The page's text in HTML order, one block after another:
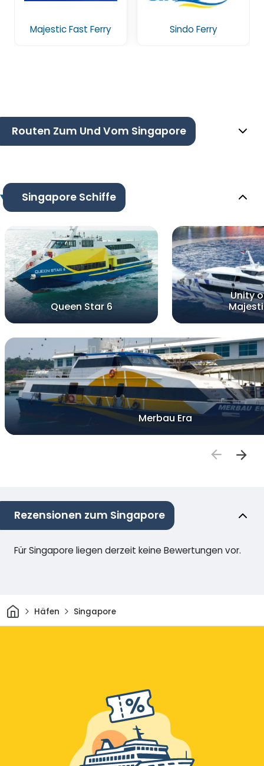
Majestic Fast Ferry Sindo Ferry
Routen Zum Und Vom Singapore
Singapore Schiffe
Queen Star 6
Unity
Merbau Era
Rezensionen zum Singapore
Für Singapore liegen derzeit keine Bewertungen vor.
HeimHäfen Singapore